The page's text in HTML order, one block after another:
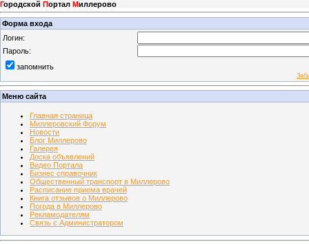
Городской Портал Миллерово
Форма входа
Логин:
Пароль:
запомнить
Меню сайта
Главная страница
Миллеровский Форум
Новости
Блог Миллерово
Галерея
Доска объявлений
Видео Портала
Бизнес справочник
Общественный транспорт в Миллерово
Расписание приема врачей
Книга отзывов о Миллерово
Погода в Миллерово
Рекламодателям
Связь с Администратором